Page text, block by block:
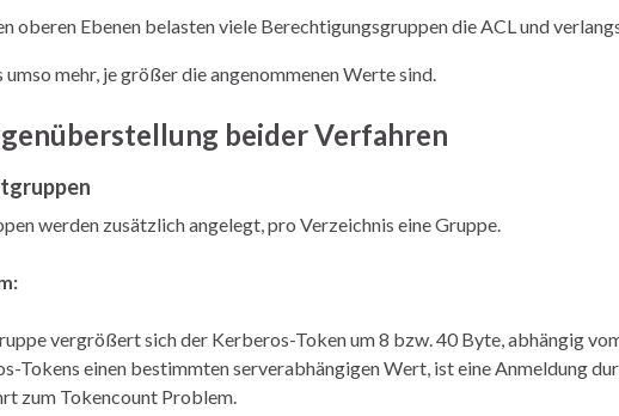
oberen Ebenen belasten viele Berechtigungsgruppen die ACL und
umso mehr, je größer die angenommenen Werte sind.
beider Verfahren
werden zusätzlich angelegt, pro Verzeichnis eine Gruppe.
vergrößert sich der Kerberos-Token um 8 bzw. 40 Byte, abhängig
Tokens einen bestimmten serverabhängigen Wert, ist eine Anmeldung
zum Tokencount Problem.